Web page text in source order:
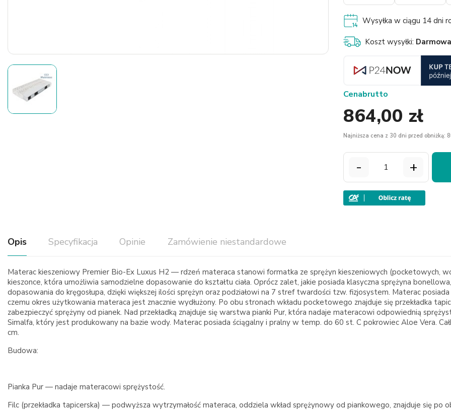
Wysyłka w ciągu 14 dni
Koszt wysyłki: Darmowa
Cenabrutto
864,00 zł
Najniższa cena z 30 dni przed obniżką:
- +
Opis Specyfikacja Opinie Zamówienie niestandardowe
Materac kieszeniowy Premier Bio-Ex Luxus H2 — rdzeń materaca stanowi formatka ze sprężyn kieszeniowych (pocketowych,
kieszonce, która umożliwia samodzielne dopasowanie do kształtu ciała. Oprócz zalet, jakie posiada klasyczna sprężyna
dopasowania do kręgosłupa, dzięki większej ilości sprężyn oraz podziałowi na 7 stref twardości tzw. fizjosystem. Materac
czemu okres użytkowania materaca jest znacznie wydłużony. Po obu stronach wkładu pocketowego znajduje się przekładka
zabezpieczyć sprężyny od pianek. Nad przekładką znajduje się warstwa pianki Pur, która nadaje materacowi odpowiednią
Simalfa, który jest produkowany na bazie wody. Materac posiada ściągalny i pralny w temp. do 60 st. C pokrowiec Aloe Vera.
cm.
Budowa:
Pianka Pur — nadaje materacowi sprężystość.
Filc (przekładka tapicerska) — podwyższa wytrzymałość materaca, oddziela wkład sprężynowy od piankowego, znajduje się po